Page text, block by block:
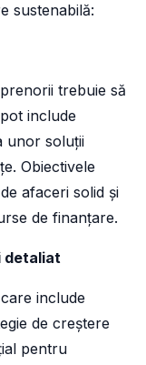
sustenabilă:
trebuie să
include
unor soluții
Obiectivele
afaceri solid și
de finanțare.
detaliat
include
de creștere
pentru